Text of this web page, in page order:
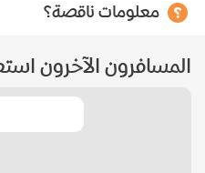
معلومات ناقصة؟
المسافرون الآخرون